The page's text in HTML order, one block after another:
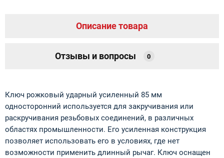
Описание товара
Отзывы и вопросы 0
Ключ рожковый ударный усиленный 85 мм
односторонний используется для закручивания или
раскручивания резьбовых соединений, в различных
областях промышленности. Его усиленная конструкция
позволяет использовать его в условиях, где нет
возможности применить длинный рычаг. Ключ оснащен